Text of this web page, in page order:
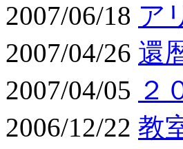
2007/06/18 ア
2007/04/26 還
2007/04/05 ２
2006/12/22 教